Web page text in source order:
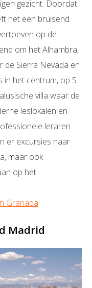
gezicht. Doordat
het een bruisend
op de
om het Alhambra,
de Sierra Nevada en
in het centrum, op 5
villa waar de
leslokalen en
leraren
er excursies naar
maar ook
op het
Granada
Madrid